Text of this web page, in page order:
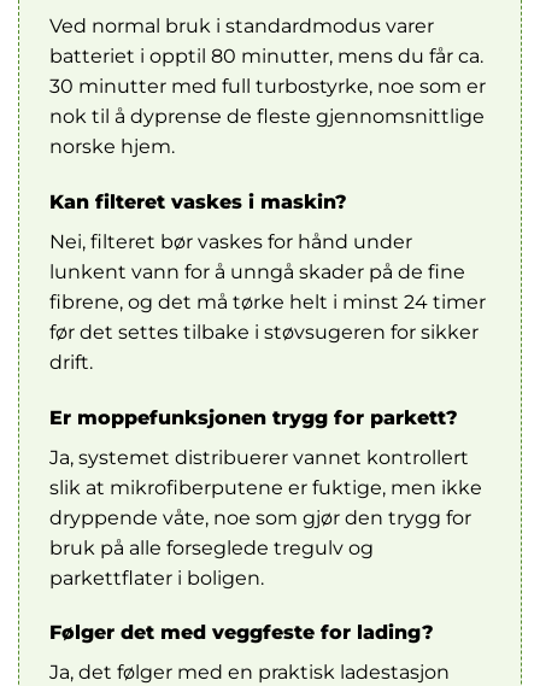
Ved normal bruk i standardmodus varer
batteriet i opptil 80 minutter, mens du får ca.
30 minutter med full turbostyrke, noe som er
nok til å dyprense de fleste gjennomsnittlige
norske hjem.
Kan filteret vaskes i maskin?
Nei, filteret bør vaskes for hånd under
lunkent vann for å unngå skader på de fine
fibrene, og det må tørke helt i minst 24 timer
før det settes tilbake i støvsugeren for sikker
drift.
Er moppefunksjonen trygg for parkett?
Ja, systemet distribuerer vannet kontrollert
slik at mikrofiberputene er fuktige, men ikke
dryppende våte, noe som gjør den trygg for
bruk på alle forseglede tregulv og
parkettflater i boligen.
Følger det med veggfeste for lading?
Ja, det følger med en praktisk ladestasjon